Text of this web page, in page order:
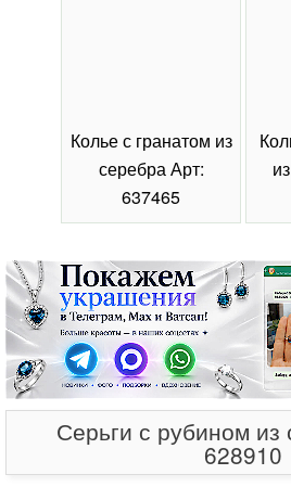
Колье с гранатом из
серебра Арт:
637465
Серьги с рубином из
628910